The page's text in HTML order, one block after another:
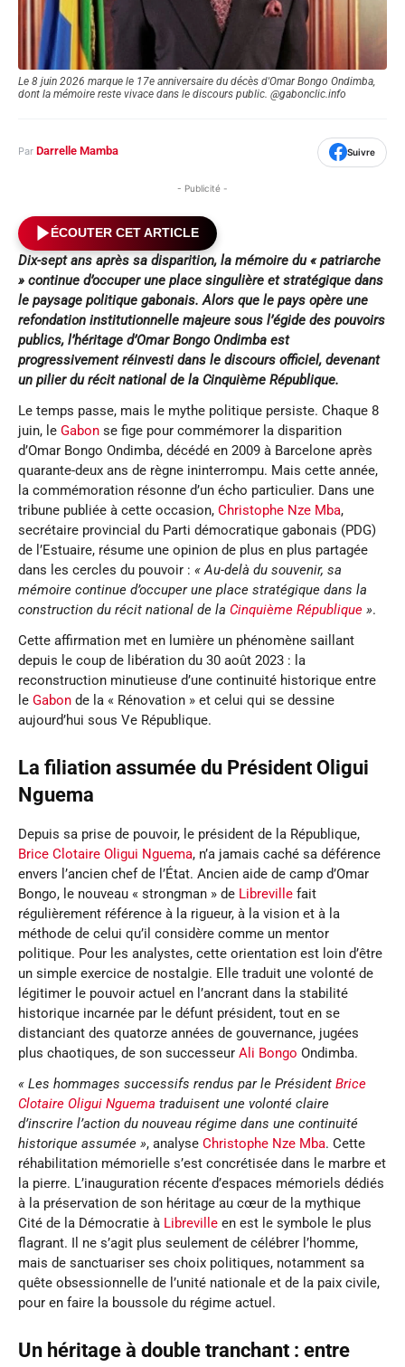
Le 8 juin 2026 marque le 17e anniversaire du décès d'Omar Bongo Ondimba,
dont la mémoire reste vivace dans le discours public. @gabonclic.info
Par Darrelle Mamba Suivre
- Publicité -
ÉCOUTER CET ARTICLE
Dix-sept ans après sa disparition, la mémoire du « patriarche
» continue d’occuper une place singulière et stratégique dans
le paysage politique gabonais. Alors que le pays opère une
refondation institutionnelle majeure sous l’égide des pouvoirs
publics, l’héritage d’Omar Bongo Ondimba est
progressivement réinvesti dans le discours officiel, devenant
un pilier du récit national de la Cinquième République.
Le temps passe, mais le mythe politique persiste. Chaque 8
juin, le Gabon se fige pour commémorer la disparition
d’Omar Bongo Ondimba, décédé en 2009 à Barcelone après
quarante-deux ans de règne ininterrompu. Mais cette année,
la commémoration résonne d’un écho particulier. Dans une
tribune publiée à cette occasion, Christophe Nze Mba,
secrétaire provincial du Parti démocratique gabonais (PDG)
de l’Estuaire, résume une opinion de plus en plus partagée
dans les cercles du pouvoir : « Au-delà du souvenir, sa
mémoire continue d’occuper une place stratégique dans la
construction du récit national de la Cinquième République ».
Cette affirmation met en lumière un phénomène saillant
depuis le coup de libération du 30 août 2023 : la
reconstruction minutieuse d’une continuité historique entre
le Gabon de la « Rénovation » et celui qui se dessine
aujourd’hui sous Ve République.
La filiation assumée du Président Oligui
Nguema
Depuis sa prise de pouvoir, le président de la République,
Brice Clotaire Oligui Nguema, n’a jamais caché sa déférence
envers l’ancien chef de l’État. Ancien aide de camp d’Omar
Bongo, le nouveau « strongman » de Libreville fait
régulièrement référence à la rigueur, à la vision et à la
méthode de celui qu’il considère comme un mentor
politique. Pour les analystes, cette orientation est loin d’être
un simple exercice de nostalgie. Elle traduit une volonté de
légitimer le pouvoir actuel en l’ancrant dans la stabilité
historique incarnée par le défunt président, tout en se
distanciant des quatorze années de gouvernance, jugées
plus chaotiques, de son successeur Ali Bongo Ondimba.
« Les hommages successifs rendus par le Président Brice
Clotaire Oligui Nguema traduisent une volonté claire
d’inscrire l’action du nouveau régime dans une continuité
historique assumée », analyse Christophe Nze Mba. Cette
réhabilitation mémorielle s’est concrétisée dans le marbre et
la pierre. L’inauguration récente d’espaces mémoriels dédiés
à la préservation de son héritage au cœur de la mythique
Cité de la Démocratie à Libreville en est le symbole le plus
flagrant. Il ne s’agit plus seulement de célébrer l’homme,
mais de sanctuariser ses choix politiques, notamment sa
quête obsessionnelle de l’unité nationale et de la paix civile,
pour en faire la boussole du régime actuel.
Un héritage à double tranchant : entre